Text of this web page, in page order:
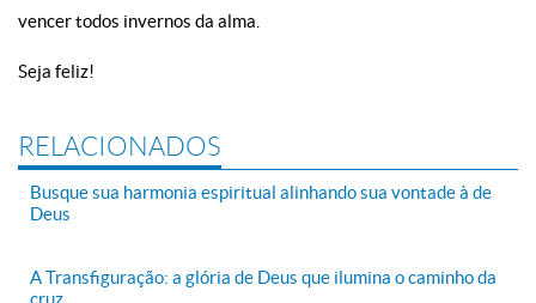
vencer todos invernos da alma.
Seja feliz!
RELACIONADOS
Busque sua harmonia espiritual alinhando sua vontade à de
Deus
A Transfiguração: a glória de Deus que ilumina o caminho da
cruz